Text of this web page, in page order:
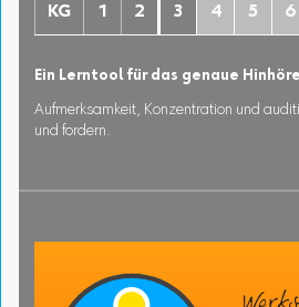
KG 1 2 3 4 5 6
Ein Lerntool für das genaue
Aufmerksamkeit, Konzentration und
und fordern.